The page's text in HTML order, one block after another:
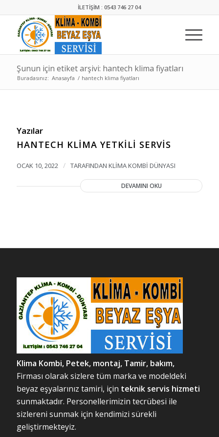
İLETİŞİM : 0543 746 27 04
Şunun için etiket arşivi: hantech klima fiyatları
Buradasınız: Anasayfa / hantech klima fiyatları
Yazılar
HANTECH KLIMA YETKILI SERVIS
OCAK 10, 2022 / TARAFINDAN KLIMA KOMBI DÜNYASI
DEVAMINI OKU
Klima Kombi, Petek, montaj, Tamir, bakım,
Firması olarak sizlere tüm marka ve modeldeki
beyaz eşyalarınız tamiri, için teknik servis hizmeti
sunmaktadır. Personellerimizin tecrübesi ile
sizlereni sunmak için kendimizi sürekli
geliştirmekteyiz.